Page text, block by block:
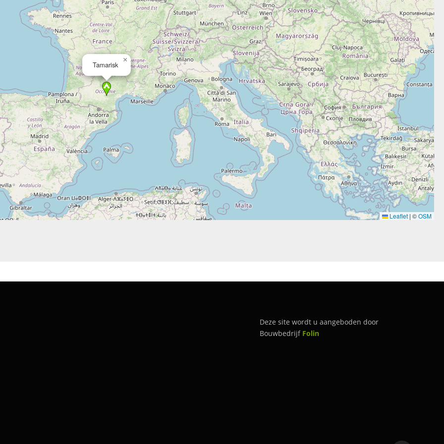
Tamarisk
×
Leaflet | ©OSM
Deze site wordt u aangeboden door
Bouwbedrijf Folin